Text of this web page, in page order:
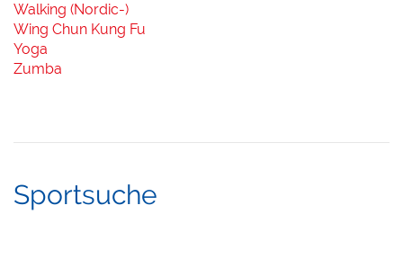
Walking (Nordic-)
Wing Chun Kung Fu
Yoga
Zumba
Sportsuche